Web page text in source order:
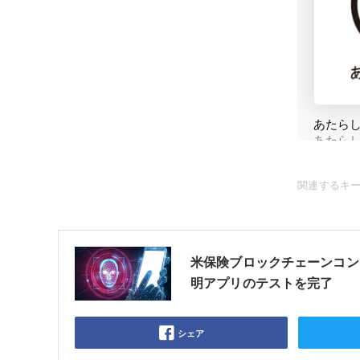
関連するキ
米保険ブロックチェーンコ
明アプリのテストを完了
シェア